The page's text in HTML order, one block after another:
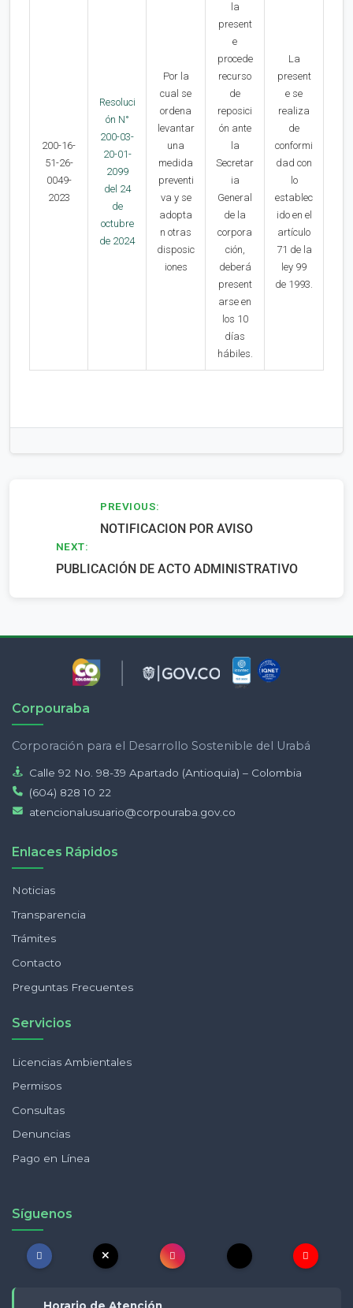
200-16-
51-26-
0049-
2023
Resoluci
ón N°
200-03-
20-01-
2099
del 24
de
octubre
de 2024
Por la
cual se
ordena
levantar
una
medida
preventi
va y se
adopta
n otras
disposic
iones
la
present
e
procede
recurso
de
reposici
ón ante
la
Secretar
ia
General
de la
corpora
ción,
deberá
present
arse en
los 10
días
hábiles.
La
present
e se
realiza
de
conformi
dad con
lo
establec
ido en el
artículo
71 de la
ley 99
de 1993.
Navegación
entradas
PREVIOUS:
NOTIFICACION POR AVISO
NEXT:
PUBLICACIÓN DE ACTO ADMINISTRATIVO
Corpouraba
Corporación para el Desarrollo Sostenible del Urabá
Calle 92 No. 98-39 Apartado (Antioquia) – Colombia
(604) 828 10 22
atencionalusuario@corpouraba.gov.co
Enlaces Rápidos
Noticias
Transparencia
Trámites
Contacto
Preguntas Frecuentes
Servicios
Licencias Ambientales
Permisos
Consultas
Denuncias
Pago en Línea
Síguenos